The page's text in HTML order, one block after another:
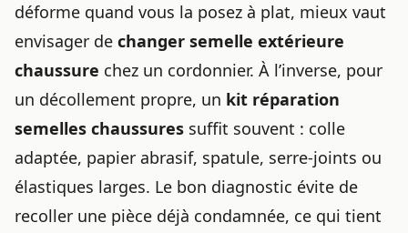
déforme quand vous la posez à plat, mieux vaut
envisager de changer semelle extérieure
chaussure chez un cordonnier. À l’inverse, pour
un décollement propre, un kit réparation
semelles chaussures suffit souvent : colle
adaptée, papier abrasif, spatule, serre-joints ou
élastiques larges. Le bon diagnostic évite de
recoller une pièce déjà condamnée, ce qui tient